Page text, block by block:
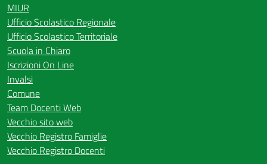
MIUR
Ufficio Scolastico Regionale
Ufficio Scolastico Territoriale
Scuola in Chiaro
Iscrizioni On Line
Invalsi
Comune
Team Docenti Web
Vecchio sito web
Vecchio Registro Famiglie
Vecchio Registro Docenti